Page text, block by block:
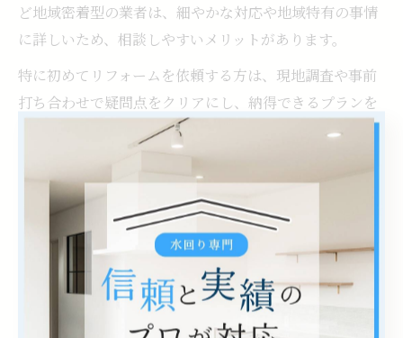
ど地域密着型の業者は、細やかな対応や地域特有の事情
に詳しいため、相談しやすいメリットがあります。
特に初めてリフォームを依頼する方は、現地調査や事前
打ち合わせで疑問点をクリアにし、納得できるプランを
提案してくれる業者を選ぶことが成功の秘訣です。施工
後のアフターサービスや保証内容も、長期的な安心に直
結します。
東京都板橋区で浴室リフォームを検討する際、補助金や
助成金の活用は費用を抑えつつ満足度の高いリフォーム
を実現する有効な手段です。特に高齢者向けのバリアフ
リー改修や、省エネ設備の導入には行政からのサポート